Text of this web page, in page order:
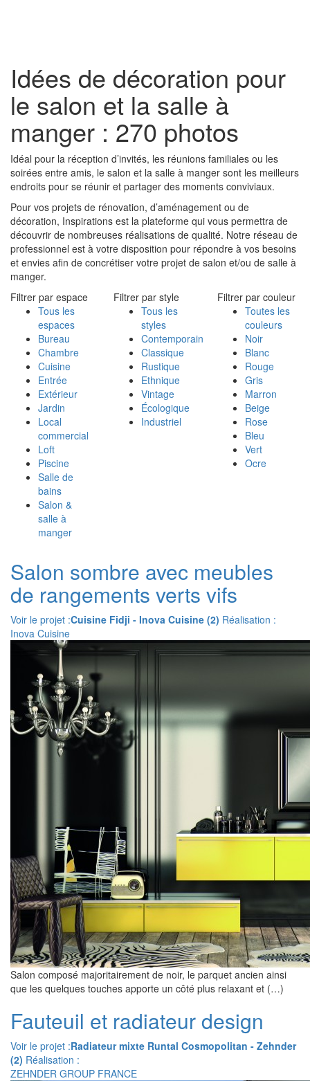
Idées de décoration pour
le salon et la salle à
manger : 270 photos
Idéal pour la réception d’invités, les réunions familiales ou les
soirées entre amis, le salon et la salle à manger sont les meilleurs
endroits pour se réunir et partager des moments conviviaux.
Pour vos projets de rénovation, d’aménagement ou de
décoration, Inspirations est la plateforme qui vous permettra de
découvrir de nombreuses réalisations de qualité. Notre réseau de
professionnel est à votre disposition pour répondre à vos besoins
et envies afin de concrétiser votre projet de salon et/ou de salle à
manger.
Filtrer par espace
Tous les
espaces
Bureau
Chambre
Cuisine
Entrée
Extérieur
Jardin
Local
commercial
Loft
Piscine
Salle de
bains
Salon &
salle à
manger
Filtrer par style
Tous les
styles
Contemporain
Classique
Rustique
Ethnique
Vintage
Écologique
Industriel
Filtrer par couleur
Toutes les
couleurs
Noir
Blanc
Rouge
Gris
Marron
Beige
Rose
Bleu
Vert
Ocre
Salon sombre avec meubles
de rangements verts vifs
Voir le projet :Cuisine Fidji - Inova Cuisine (2) Réalisation :
Inova Cuisine
Salon composé majoritairement de noir, le parquet ancien ainsi
que les quelques touches apporte un côté plus relaxant et (…)
Fauteuil et radiateur design
Voir le projet :Radiateur mixte Runtal Cosmopolitan - Zehnder
(2) Réalisation :
ZEHNDER GROUP FRANCE